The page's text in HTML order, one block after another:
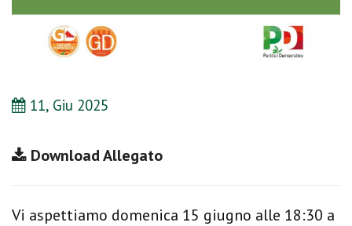
11, Giu 2025
Download Allegato
Vi aspettiamo domenica 15 giugno alle 18:30 a